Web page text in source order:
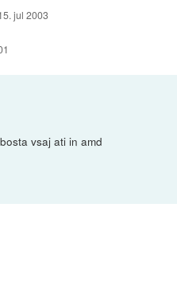
jul 2003
vsaj ati in amd